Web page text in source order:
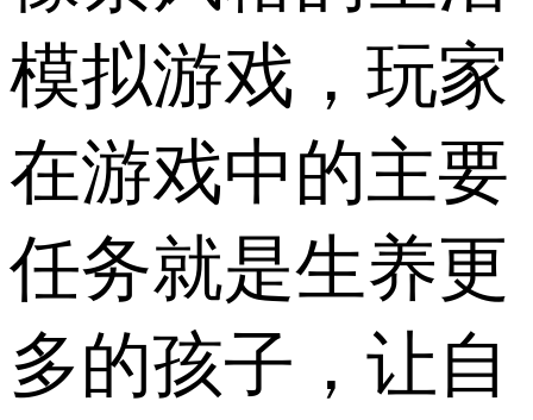
模拟游戏，玩家
在游戏中的主要
任务就是生养更
多的孩子，让自